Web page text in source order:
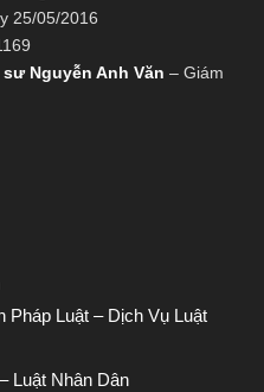
25/05/2016
Nguyễn Anh Văn – Giám
Pháp Luật – Dịch Vụ Luật
Luật Nhân Dân